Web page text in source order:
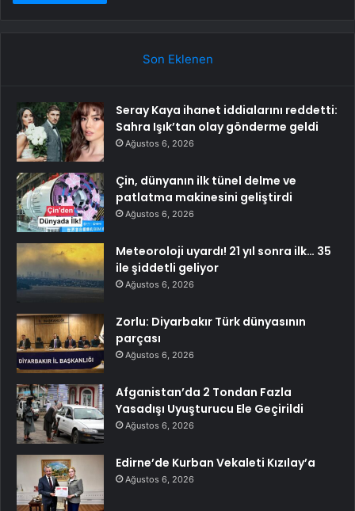
Son Eklenen
Seray Kaya ihanet iddialarını reddetti:
Sahra Işık’tan olay gönderme geldi
Ağustos 6, 2026
Çin, dünyanın ilk tünel delme ve
patlatma makinesini geliştirdi
Ağustos 6, 2026
Meteoroloji uyardı! 21 yıl sonra ilk… 35
ile şiddetli geliyor
Ağustos 6, 2026
Zorlu: Diyarbakır Türk dünyasının
parçası
Ağustos 6, 2026
Afganistan’da 2 Tondan Fazla
Yasadışı Uyuşturucu Ele Geçirildi
Ağustos 6, 2026
Edirne’de Kurban Vekaleti Kızılay’a
Ağustos 6, 2026